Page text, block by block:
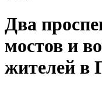
Два
мостов и
жителей в